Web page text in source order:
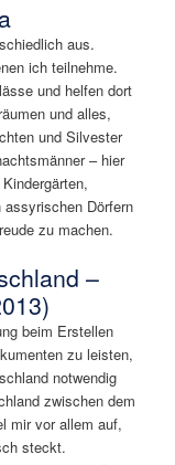
aus.
ich teilnehme.
und helfen dort
und alles,
und Silvester
– hier
Dörfern
zu machen.
–
beim Erstellen
zu leisten,
notwendig
zwischen dem
mir vor allem auf,
steckt.